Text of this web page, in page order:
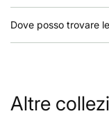
Dove posso trovare
Altre